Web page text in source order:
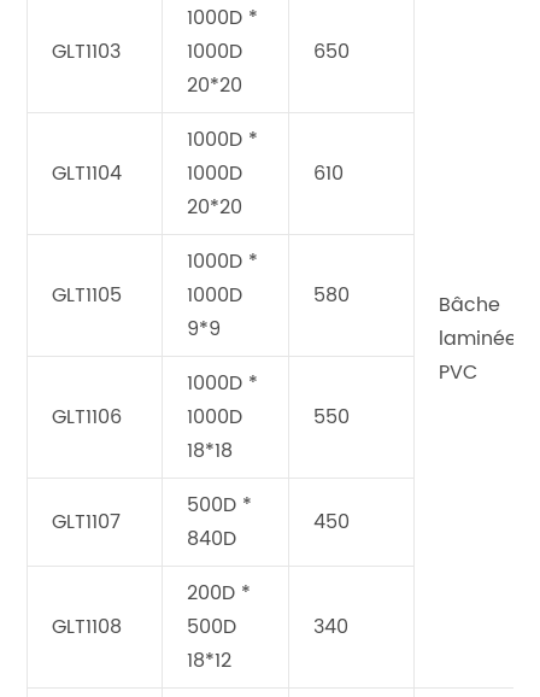
GLT1103
1000D *
1000D
20*20
650
Bâche
laminée
PVC
GLT1104
1000D *
1000D
20*20
610
GLT1105
1000D *
1000D
9*9
580
GLT1106
1000D *
1000D
18*18
550
GLT1107
500D *
840D
450
GLT1108
200D *
500D
18*12
340